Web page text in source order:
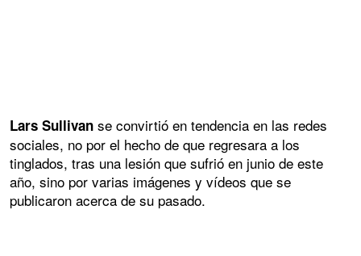
Lars Sullivan se convirtió en tendencia en las redes
sociales, no por el hecho de que regresara a los
tinglados, tras una lesión que sufrió en junio de este
año, sino por varias imágenes y vídeos que se
publicaron acerca de su pasado.